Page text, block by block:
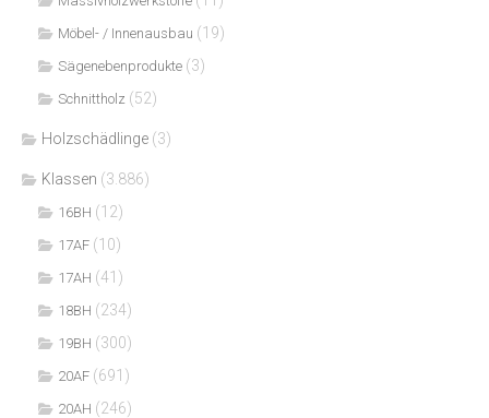
Möbel- / Innenausbau (19)
Sägenebenprodukte (3)
Schnittholz (52)
Holzschädlinge (3)
Klassen (3.886)
16BH (12)
17AF (10)
17AH (41)
18BH (234)
19BH (300)
20AF (691)
20AH (246)